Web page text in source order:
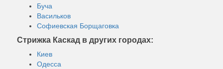
Буча
Васильков
Софиевская Борщаговка
Стрижка Каскад в других городах:
Киев
Одесса